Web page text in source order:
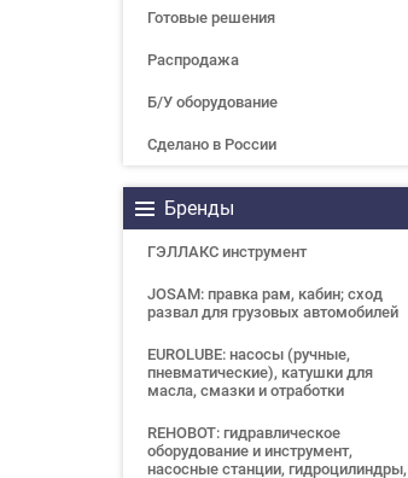
Готовые решения
Распродажа
Б/У оборудование
Сделано в России
Бренды
ГЭЛЛАКС инструмент
JOSAM: правка рам, кабин; сход
развал для грузовых автомобилей
EUROLUBE: насосы (ручные,
пневматические), катушки для
масла, смазки и отработки
REHOBOT: гидравлическое
оборудование и инструмент,
насосные станции, гидроцилиндры,